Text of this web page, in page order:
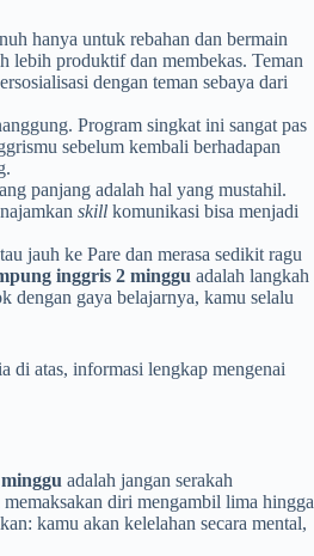
hanya untuk rebahan dan bermain
lebih produktif dan membekas. Teman
dengan teman sebaya dari
Program singkat ini sangat pas
sebelum kembali berhadapan
panjang adalah hal yang mustahil.
skill komunikasi bisa menjadi
jauh ke Pare dan merasa sedikit ragu
inggris 2 minggu adalah langkah
dengan gaya belajarnya, kamu selalu
di atas, informasi lengkap mengenai
adalah jangan serakah
diri mengambil lima hingga
kamu akan kelelahan secara mental,